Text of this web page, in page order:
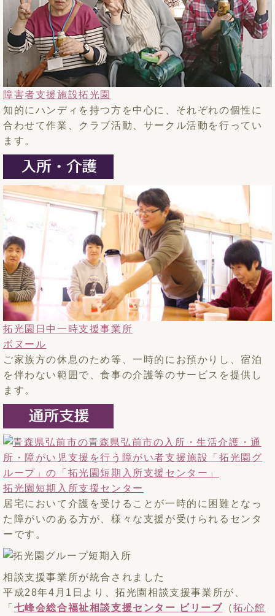
障害者支援施設拓光園
知的にハンディを持つ方を中心に、それぞれの個性に
合わせて作業、クラブ活動、サークル活動を行ってい
ます。
拓光園日中一時支援事業所
ボヌール
ご家族方の休息のため等、一時的にお預かりし、宿泊
を伴わない範囲で、食事の介護等のサービスを提供し
ます。
拓光園短期入所支援センター
居宅において介護を受けることが一時的に困難となっ
た障がいのある方が、様々な支援が受けられるセンタ
ーです。
相談支援事業所が統合されました
平成28年4月1日より、拓光園相談支援事業所が、
「 七峰会総合福祉相談支援センター ビリーブ （拓心館